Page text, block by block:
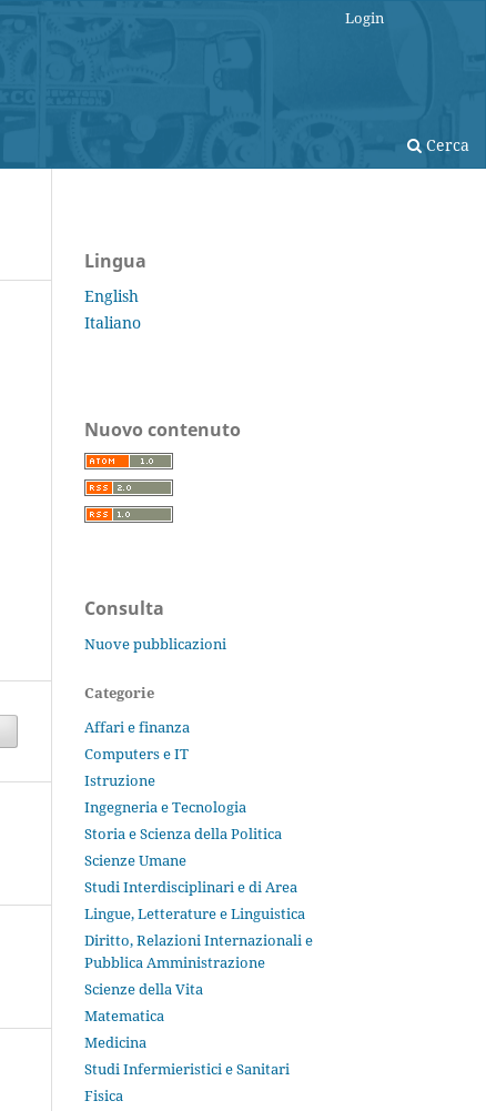
Cerca
Login
Lingua
English
Italiano
Nuovo contenuto
Consulta
Nuove pubblicazioni
Categorie
Affari e finanza
Computers e IT
Istruzione
Ingegneria e Tecnologia
Storia e Scienza della Politica
Scienze Umane
Studi Interdisciplinari e di Area
Lingue, Letterature e Linguistica
Diritto, Relazioni Internazionali e
Pubblica Amministrazione
Scienze della Vita
Matematica
Medicina
Studi Infermieristici e Sanitari
Fisica